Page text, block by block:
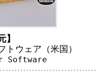
】
トウェア（米国）
Software